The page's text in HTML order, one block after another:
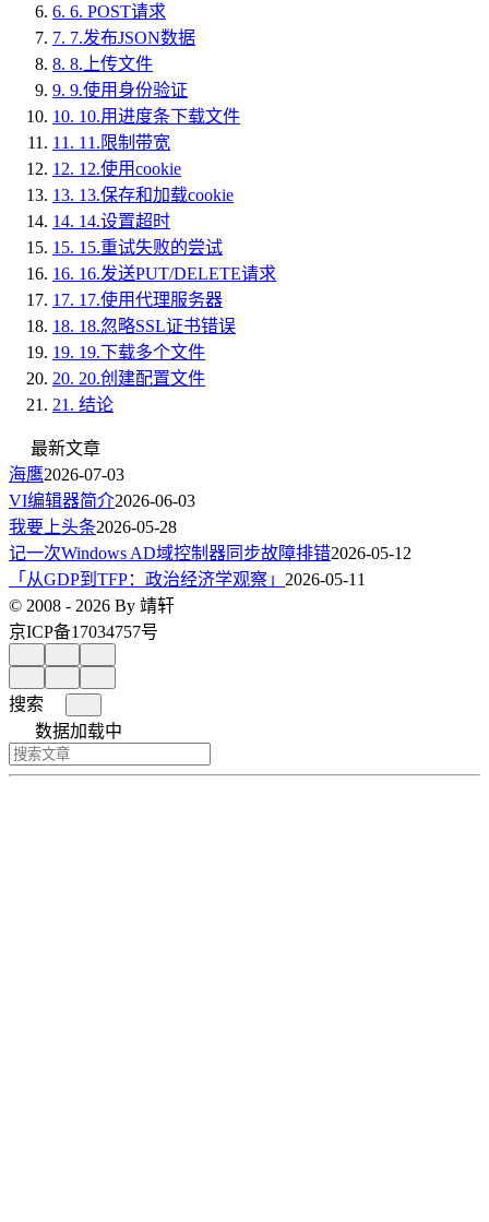
6. 6. POST请求
7. 7.发布JSON数据
8. 8.上传文件
9. 9.使用身份验证
10. 10.用进度条下载文件
11. 11.限制带宽
12. 12.使用cookie
13. 13.保存和加载cookie
14. 14.设置超时
15. 15.重试失败的尝试
16. 16.发送PUT/DELETE请求
17. 17.使用代理服务器
18. 18.忽略SSL证书错误
19. 19.下载多个文件
20. 20.创建配置文件
21. 结论
最新文章
海鹰2026-07-03
VI编辑器简介2026-06-03
我要上头条2026-05-28
记一次Windows AD域控制器同步故障排错2026-05-12
「从GDP到TFP：政治经济学观察」 2026-05-11
© 2008 - 2026 By 靖轩
京ICP备17034757号
搜索
数据加载中